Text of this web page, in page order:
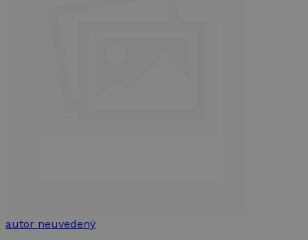
autor neuvedený